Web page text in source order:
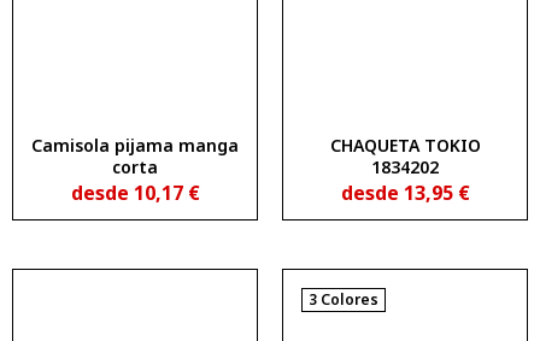
Camisola pijama manga
corta
desde 10,17 €
CHAQUETA TOKIO
1834202
desde 13,95 €
3 Colores